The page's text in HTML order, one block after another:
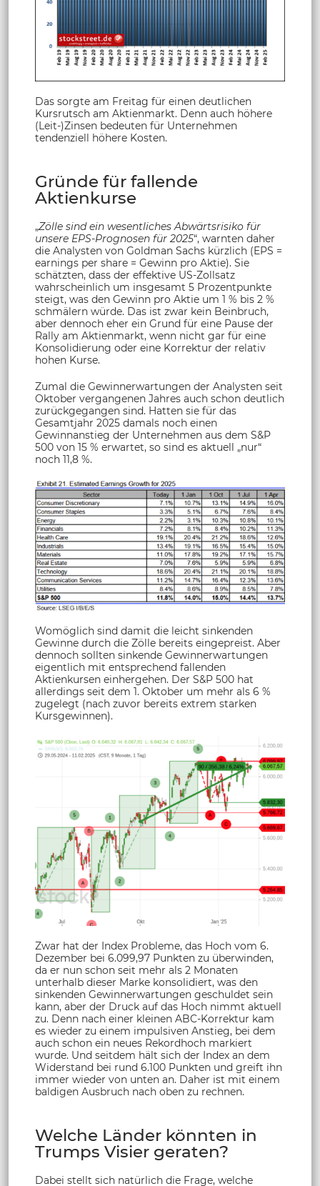
Das sorgte am Freitag für einen deutlichen
Kursrutsch am Aktienmarkt. Denn auch höhere
(Leit-)Zinsen bedeuten für Unternehmen
tendenziell höhere Kosten.
Gründe für fallende
Aktienkurse
„Zölle sind ein wesentliches Abwärtsrisiko für
unsere EPS-Prognosen für 2025“, warnten daher
die Analysten von Goldman Sachs kürzlich (EPS =
earnings per share = Gewinn pro Aktie). Sie
schätzten, dass der effektive US-Zollsatz
wahrscheinlich um insgesamt 5 Prozentpunkte
steigt, was den Gewinn pro Aktie um 1 % bis 2 %
schmälern würde. Das ist zwar kein Beinbruch,
aber dennoch eher ein Grund für eine Pause der
Rally am Aktienmarkt, wenn nicht gar für eine
Konsolidierung oder eine Korrektur der relativ
hohen Kurse.
Zumal die Gewinnerwartungen der Analysten seit
Oktober vergangenen Jahres auch schon deutlich
zurückgegangen sind. Hatten sie für das
Gesamtjahr 2025 damals noch einen
Gewinnanstieg der Unternehmen aus dem S&P
500 von 15 % erwartet, so sind es aktuell „nur“
noch 11,8 %.
Womöglich sind damit die leicht sinkenden
Gewinne durch die Zölle bereits eingepreist. Aber
dennoch sollten sinkende Gewinnerwartungen
eigentlich mit entsprechend fallenden
Aktienkursen einhergehen. Der S&P 500 hat
allerdings seit dem 1. Oktober um mehr als 6 %
zugelegt (nach zuvor bereits extrem starken
Kursgewinnen).
Zwar hat der Index Probleme, das Hoch vom 6.
Dezember bei 6.099,97 Punkten zu überwinden,
da er nun schon seit mehr als 2 Monaten
unterhalb dieser Marke konsolidiert, was den
sinkenden Gewinnerwartungen geschuldet sein
kann, aber der Druck auf das Hoch nimmt aktuell
zu. Denn nach einer kleinen ABC-Korrektur kam
es wieder zu einem impulsiven Anstieg, bei dem
auch schon ein neues Rekordhoch markiert
wurde. Und seitdem hält sich der Index an dem
Widerstand bei rund 6.100 Punkten und greift ihn
immer wieder von unten an. Daher ist mit einem
baldigen Ausbruch nach oben zu rechnen.
Welche Länder könnten in
Trumps Visier geraten?
Dabei stellt sich natürlich die Frage, welche